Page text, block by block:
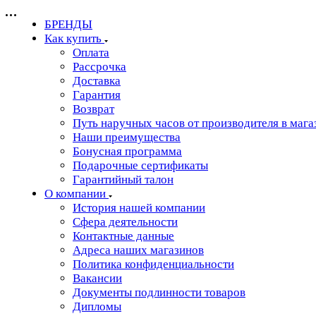
БРЕНДЫ
Как купить
Оплата
Рассрочка
Доставка
Гарантия
Возврат
Путь наручных часов от производителя в
Наши преимущества
Бонусная программа
Подарочные сертификаты
Гарантийный талон
О компании
История нашей компании
Сфера деятельности
Контактные данные
Адреса наших магазинов
Политика конфиденциальности
Вакансии
Документы подлинности товаров
Дипломы